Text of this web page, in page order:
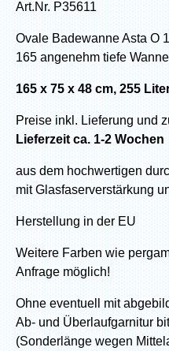
Art.Nr. P35611
Ovale Badewanne Asta O
165 angenehm tiefe Wanne
165 x 75 x 48 cm, 255
Preise inkl. Lieferung und
Lieferzeit ca. 1-2 Wochen
aus dem hochwertigen
mit Glasfaserverstärkung
Herstellung in der EU
Weitere Farben wie
Anfrage möglich!
Ohne eventuell mit
Ab- und Überlaufgarnitur
(Sonderlänge wegen